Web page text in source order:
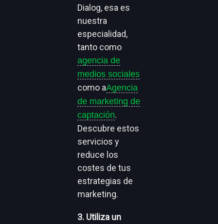
Dialog, esa es
nuestra
especialidad,
tanto como
agencia de
medios sociales
como aAgencia
de marketing de
captación.
Descubre estos
servicios y
reduce los
costes de tus
estrategias de
marketing.
3. Utiliza un